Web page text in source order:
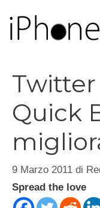
contenuto
Quick
9 Marzo 2011 di
Spread the love